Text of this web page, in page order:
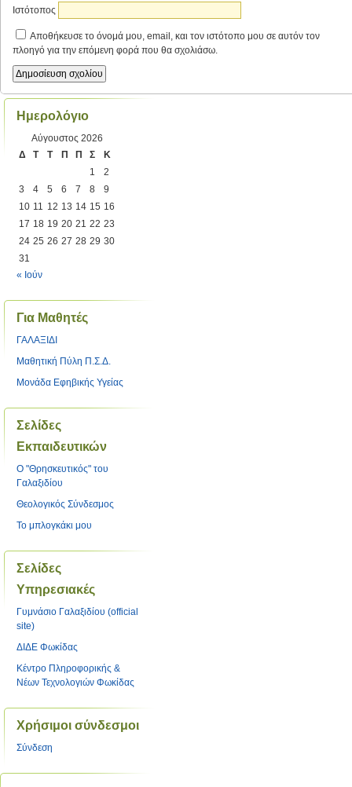
Ιστότοπος
Αποθήκευσε το όνομά μου, email, και τον ιστότοπο μου σε αυτόν τον
πλοηγό για την επόμενη φορά που θα σχολιάσω.
Ημερολόγιο
Αύγουστος 2026
Δ
Τ Τ Π Π Σ
Κ
1
2
3
4 5 6 7 8
9
10 11 12 13 14 15 16
17 18 19 20 21 22 23
24 25 26 27 28 29 30
31
« Ιούν
Για Μαθητές
ΓΑΛΑΞΙΔΙ
Μαθητική Πύλη Π.Σ.Δ.
Μονάδα Εφηβικής Υγείας
Σελίδες
Εκπαιδευτικών
O "Θρησκευτικός" του
Γαλαξιδίου
Θεολογικός Σύνδεσμος
Το μπλογκάκι μου
Σελίδες
Υπηρεσιακές
Γυμνάσιο Γαλαξιδίου (official
site)
ΔΙΔΕ Φωκίδας
Κέντρο Πληροφορικής &
Νέων Τεχνολογιών Φωκίδας
Χρήσιμοι σύνδεσμοι
Σύνδεση